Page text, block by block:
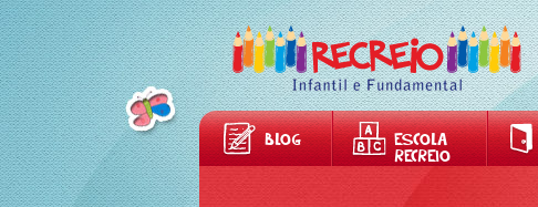
BLOG ESCOLA
RECREIO